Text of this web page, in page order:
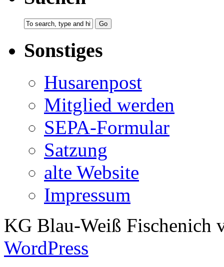
Sonstiges
Husarenpost
Mitglied werden
SEPA-Formular
Satzung
alte Website
Impressum
KG Blau-Weiß Fischenich
WordPress